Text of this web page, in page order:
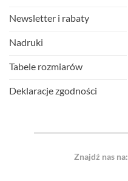
Newsletter i rabaty
Nadruki
Tabele rozmiarów
Deklaracje zgodności
Znajdź nas na: